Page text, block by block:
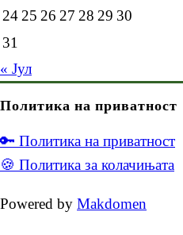
24 25 26 27 28 29 30
31
« Јул
Политика на приватност
🔑 Политика на приватност
🍪 Политика за колачињата
Powered by Makdomen